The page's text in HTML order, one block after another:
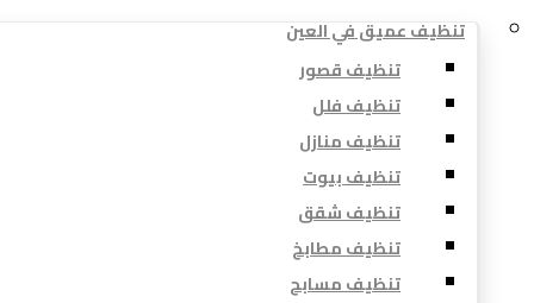
تنظيف عميق في العين
تنظيف قصور
تنظيف فلل
تنظيف منازل
تنظيف بيوت
تنظيف شقق
تنظيف مطابخ
تنظيف مسابح